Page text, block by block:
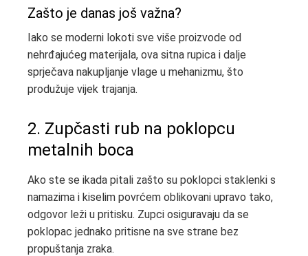
Zašto je danas još važna?
Iako se moderni lokoti sve više proizvode od
nehrđajućeg materijala, ova sitna rupica i dalje
sprječava nakupljanje vlage u mehanizmu, što
produžuje vijek trajanja.
2. Zupčasti rub na poklopcu
metalnih boca
Ako ste se ikada pitali zašto su poklopci staklenki s
namazima i kiselim povrćem oblikovani upravo tako,
odgovor leži u pritisku. Zupci osiguravaju da se
poklopac jednako pritisne na sve strane bez
propuštanja zraka.